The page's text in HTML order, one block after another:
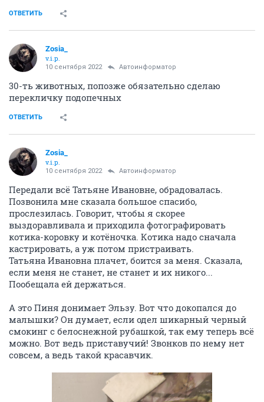
ОТВЕТИТЬ
Zosia_
v.i.p.
10 сентября 2022 Автоинформатор
30-ть животных, попозже обязательно сделаю
перекличку подопечных
ОТВЕТИТЬ
Zosia_
v.i.p.
10 сентября 2022 Автоинформатор
Передали всё Татьяне Ивановне, обрадовалась.
Позвонила мне сказала большое спасибо,
прослезилась. Говорит, чтобы я скорее
выздоравливала и приходила фотографировать
котика-коровку и котёночка. Котика надо сначала
кастрировать, а уж потом пристраивать.
Татьяна Ивановна плачет, боится за меня. Сказала,
если меня не станет, не станет и их никого...
Пообещала ей держаться.
А это Пиня донимает Эльзу. Вот что докопался до
малышки? Он думает, если одел шикарный черный
смокинг с белоснежной рубашкой, так ему теперь всё
можно. Вот ведь приставучий! Звонков по нему нет
совсем, а ведь такой красавчик.